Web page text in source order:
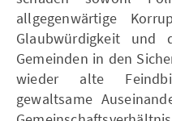
allgegenwärtige
Glaubwürdigkeit und
Gemeinden in den
wieder alte
gewaltsame